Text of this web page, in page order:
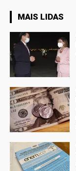
MAIS LIDAS